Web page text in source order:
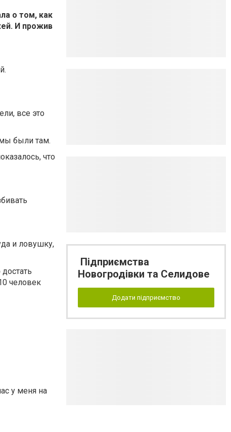
о том, как
И прожив
все это
были там.
что
и ловушку,
человек
у меня на
Підприємства
Новогродівки та Селидове
Додати підприємство